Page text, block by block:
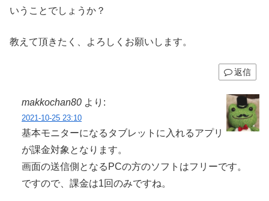
いうことでしょうか？
教えて頂きたく、よろしくお願いします。
返信
makkochan80 より:
2021-10-25 23:10
基本モニターになるタブレットに入れるアプリ
が課金対象となります。
画面の送信側となるPCの方のソフトはフリーです。
ですので、課金は1回のみですね。